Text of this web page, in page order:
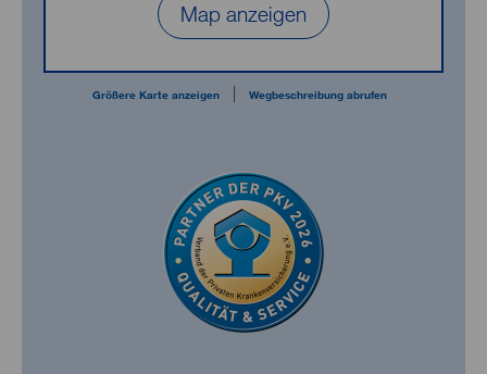
Map anzeigen
Größere Karte anzeigen| Wegbeschreibung abrufen